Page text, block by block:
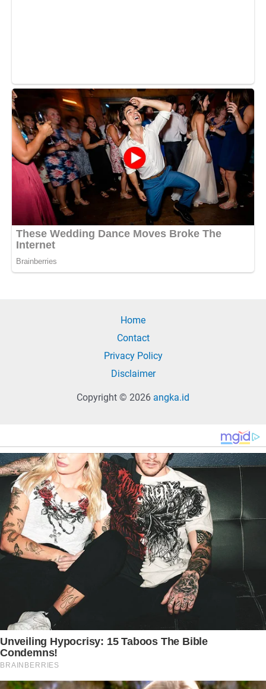
Home
Contact
Privacy Policy
Disclaimer
Copyright © 2026 angka.id